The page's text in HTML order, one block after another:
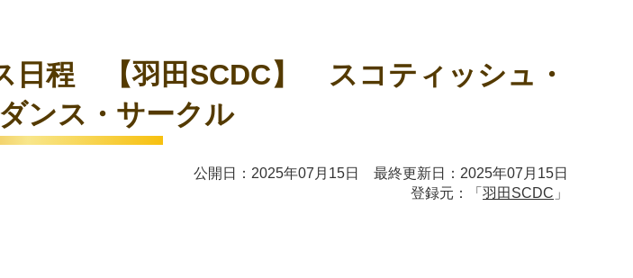
日程 【羽田SCDC】 スコティッシュ・
ンス・サークル
公開日：2025年07月15日 最終更新日：2025年07月15日
登録元：「 羽田SCDC 」